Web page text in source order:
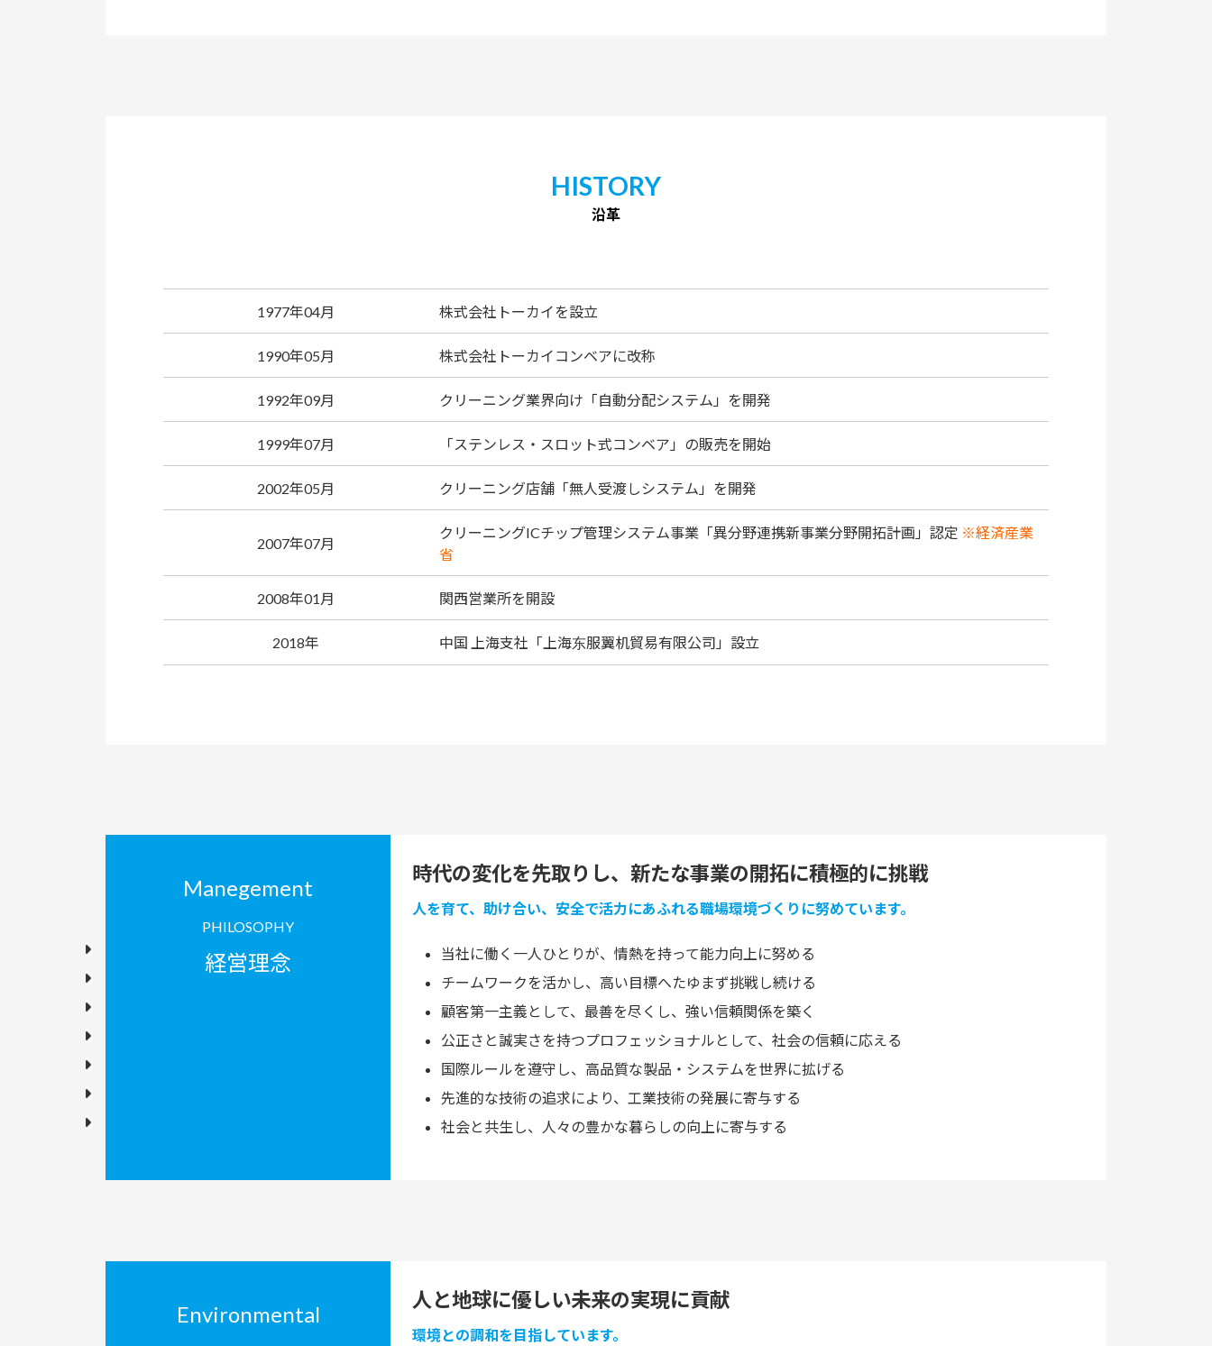
HISTORY
沿革
1977年04月 株式会社トーカイを設立
1990年05月 株式会社トーカイコンベアに改称
1992年09月 クリーニング業界向け「自動分配システム」を開発
1999年07月 「ステンレス・スロット式コンベア」の販売を開始
2002年05月 クリーニング店舗「無人受渡しシステム」を開発
2007年07月
クリーニングICチップ管理システム事業「異分野連携新事業分野開拓計画」認定 ※経済産業
省
2008年01月 関西営業所を開設
2018年 中国 上海支社「上海东服翼机貿易有限公司」設立
Manegement
PHILOSOPHY
経営理念
時代の変化を先取りし、新たな事業の開拓に積極的に挑戦
人を育て、助け合い、安全で活力にあふれる職場環境づくりに努めています。
当社に働く一人ひとりが、情熱を持って能力向上に努める
チームワークを活かし、高い目標へたゆまず挑戦し続ける
顧客第一主義として、最善を尽くし、強い信頼関係を築く
公正さと誠実さを持つプロフェッショナルとして、社会の信頼に応える
国際ルールを遵守し、高品質な製品・システムを世界に拡げる
先進的な技術の追求により、工業技術の発展に寄与する
社会と共生し、人々の豊かな暮らしの向上に寄与する
Environmental
人と地球に優しい未来の実現に貢献
環境との調和を目指しています。